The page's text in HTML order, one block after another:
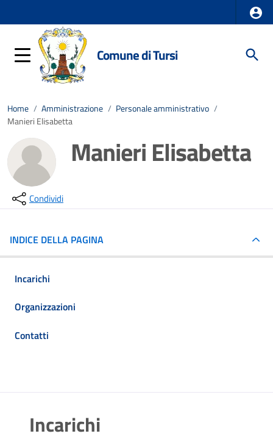
Comune di Tursi
Home / Amministrazione / Personale amministrativo /
Manieri Elisabetta
Manieri Elisabetta
Condividi
INDICE DELLA PAGINA
Incarichi
Organizzazioni
Contatti
Incarichi